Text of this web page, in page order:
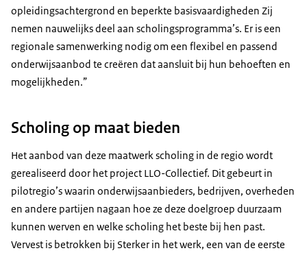
opleidingsachtergrond en beperkte basisvaardigheden Zij
nemen nauwelijks deel aan scholingsprogramma’s. Er is een
regionale samenwerking nodig om een flexibel en passend
onderwijsaanbod te creëren dat aansluit bij hun behoeften en
mogelijkheden.”
Scholing op maat bieden
Het aanbod van deze maatwerk scholing in de regio wordt
gerealiseerd door het project LLO-Collectief. Dit gebeurt in
pilotregio’s waarin onderwijsaanbieders, bedrijven, overheden
en andere partijen nagaan hoe ze deze doelgroep duurzaam
kunnen werven en welke scholing het beste bij hen past.
Vervest is betrokken bij Sterker in het werk, een van de eerste